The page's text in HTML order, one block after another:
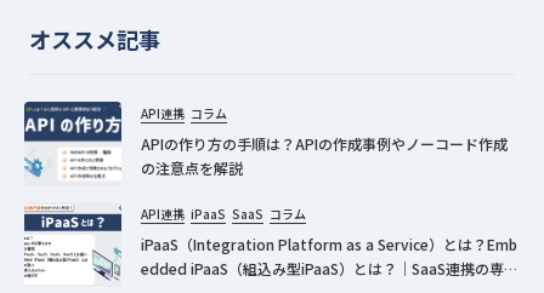
オススメ記事
API連携 コラム
APIの作り方の手順は？APIの作成事例やノーコード作成
の注意点を解説
API連携 iPaaS SaaS コラム
iPaaS（Integration Platform as a Service）とは？Emb
edded iPaaS（組込み型iPaaS）とは？｜SaaS連携の専門